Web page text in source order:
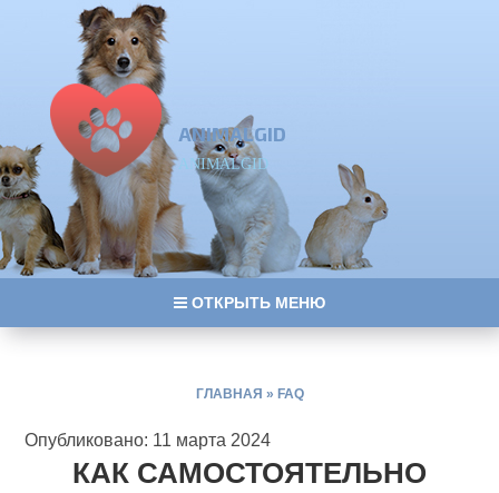
ANIMALGID
ANIMALGID
ОТКРЫТЬ МЕНЮ
ГЛАВНАЯ » FAQ
Опубликовано: 11 марта 2024
КАК САМОСТОЯТЕЛЬНО